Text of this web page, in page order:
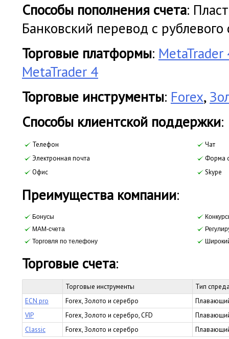
Cпособы пополнения счета:
Банковский перевод с
Торговые платформы:
MetaTrader 4
Торговые инструменты: Forex,
Cпособы клиентской поддержки:
Телефон
Чат
Электронная почта
Форма
Офис
Skype
Преимущества компании:
Бонусы
МАМ-счета
Торговля по телефону
Торговые счета:
Торговые инструменты
Тип
ECN pro
Forex, Золото и серебро
VIP
Forex, Золото и серебро, CFD
Classic
Forex, Золото и серебро